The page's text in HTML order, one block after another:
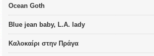
Ocean Goth
Blue jean baby, L.A. lady
Καλοκαίρι στην Πράγα